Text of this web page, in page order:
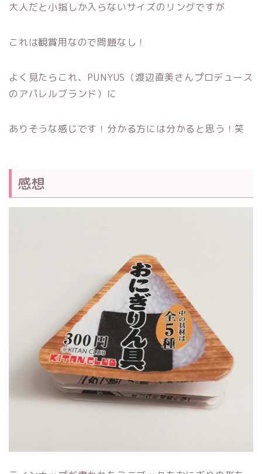
大人だと小指しか入らないサイズのリングですが
これは観賞用なので問題なし！
よく見たらこれ、PUNYUS（渡辺直美さんプロデュース
のアパレルブランド）に
ありそうな感じです！分かる方には分かると思う！笑
感想